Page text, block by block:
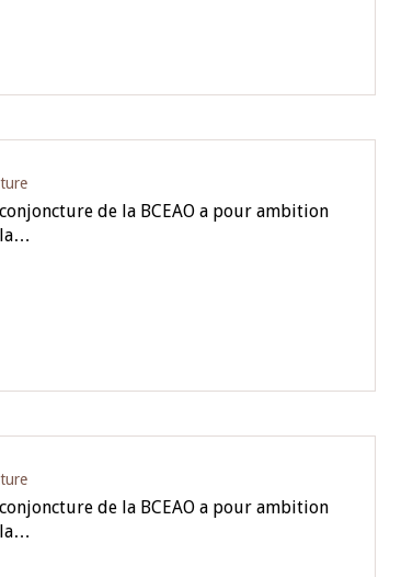
de la BCEAO a pour ambition
de la BCEAO a pour ambition